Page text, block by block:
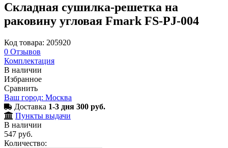
Складная сушилка-решетка на
раковину угловая Fmark FS-PJ-004
Код товара: 205920
0 Отзывов
Комплектация
В наличии
Избранное
Сравнить
Ваш город: Москва
Доставка 1-3 дня 300 руб.
Пункты выдачи
В наличии
547 руб.
Количество: